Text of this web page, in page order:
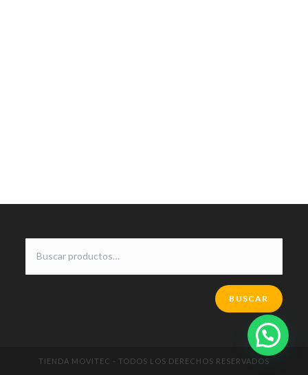
BUSCAR
TIENDA MOVITEC - TODOS LOS DERECHOS RESERVADOS